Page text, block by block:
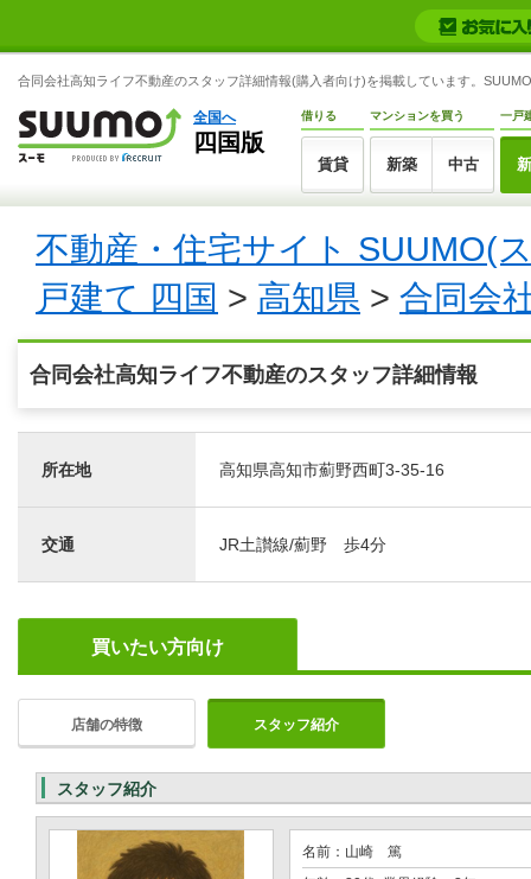
合同会社高知ライフ不動産のスタッフ詳細情報(購入者向け)を掲載しています。
全国へ
四国版
借りる
賃貸
マンションを買う
新築 中古
一戸
不動産・住宅サイト SUUMO(
戸建て 四国 > 高知県 > 合同会
合同会社高知ライフ不動産のスタッフ詳細情報
所在地 高知県高知市薊野西町3-35-16
交通 JR土讃線/薊野 歩4分
買いたい方向け
店舗の特徴 スタッフ紹介
スタッフ紹介
名前：山崎 篤